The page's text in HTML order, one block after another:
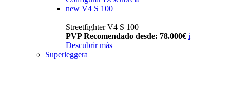
new V4 S 100
Streetfighter V4 S 100
PVP Recomendado desde: 78.000€ i
Descubrir más
Superleggera